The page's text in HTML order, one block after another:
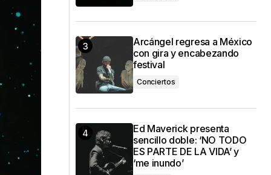
Arcángel regresa a México
con gira y encabezando
festival
Conciertos
Ed Maverick presenta
sencillo doble: ‘NO TODO
ES PARTE DE LA VIDA’ y
‘me inundo’